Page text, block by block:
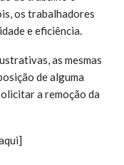
os trabalhadores
e eficiência.
as mesmas
de alguma
a remoção da